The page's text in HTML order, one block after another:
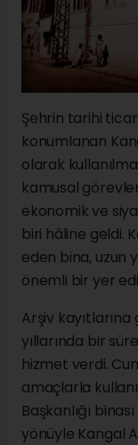
Şehrin tarihi
konumlanan
olarak
kamusal
ekonomik ve
biri hâline geldi.
eden bina, uzun
önemli bir yer
Arşiv
yıllarında bir
hizmet verdi.
amaçlarla
Başkanlığı
yönüyle Kangal